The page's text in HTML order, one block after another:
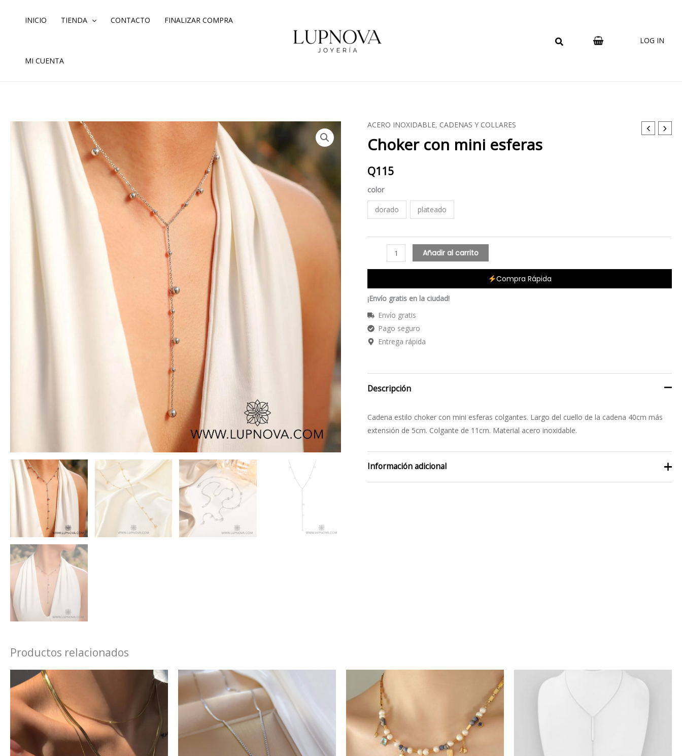
INICIO TIENDA CONTACTO FINALIZAR COMPRA
MI CUENTA
LOG IN
ACERO INOXIDABLE, CADENAS Y COLLARES
Choker con mini esferas
Q115
color
dorado plateado
Choker
con
mini
esferas
cantidad
Añadir al carrito
Compra Rápida
¡Envío gratis en la ciudad!
Envío gratis
Pago seguro
Entrega rápida
Descripción
Cadena estilo choker con mini esferas colgantes. Largo del cuello de la cadena 40cm más
extensión de 5cm. Colgante de 11cm. Material acero inoxidable.
Información adicional
Productos relacionados